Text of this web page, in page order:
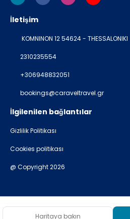
Haritaya bakın
İletişim
KOMNINON 12 54624 - THESSALONIKI
2310235554
+306948832051
bookings@caraveltravel.gr
İlgilenilen bağlantılar
Gizlilik Politikası
Cookies politikası
@ Copyright 2026